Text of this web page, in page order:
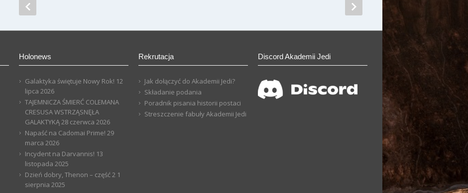
Holonews
Galaktyka świętuje Nowy Rok! 12
lipca 2026
TAJEMNICZA ŚMIERĆ COLEMANA
CRESUSA WSTRZĄSNĘŁA
GALAKTYKĄ28 czerwca 2026
Napaść na Cadomai Prime! 29
marca 2026
Incydent na Darvannis! 13
listopada 2025
Dzień dobry, Thenon – część 2 1
sierpnia 2025
Rekrutacja
Jak dołączyć do Akademii Jedi?
Składanie podania
Poradnik pisania historii postaci
Streszczenie fabuły Akademii Jedi
Discord Akademii Jedi